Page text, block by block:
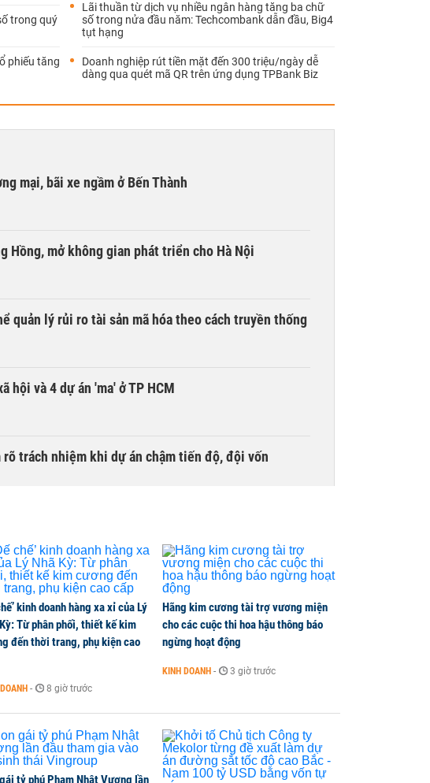
trong quý
phiếu tăng
Lãi thuần từ dịch vụ nhiều ngân hàng tăng ba chữ
số trong nửa đầu năm: Techcombank dẫn đầu, Big4
tụt hạng
Doanh nghiệp rút tiền mặt đến 300 triệu/ngày dễ
dàng qua quét mã QR trên ứng dụng TPBank Biz
mại, bãi xe ngầm ở Bến Thành
Hồng, mở không gian phát triển cho Hà Nội
quản lý rủi ro tài sản mã hóa theo cách truyền thống
hội và 4 dự án 'ma' ở TP HCM
trách nhiệm khi dự án chậm tiến độ, đội vốn
làm đường sắt kết nối Trung Quốc
kế hoạch lợi nhuận năm, có thể đạt mốc 40.000
tỷ đồng sau ba phiên, bán ròng 200 tỷ đồng cổ
kinh doanh hàng xa xỉ của Lý
Từ phân phối, thiết kế kim
đến thời trang, phụ kiện cao
- 8 giờ trước
Hãng kim cương tài trợ vương miện
cho các cuộc thi hoa hậu thông báo
ngừng hoạt động
KINH DOANH - 3 giờ trước
tỷ phú Phạm Nhật Vượng lần